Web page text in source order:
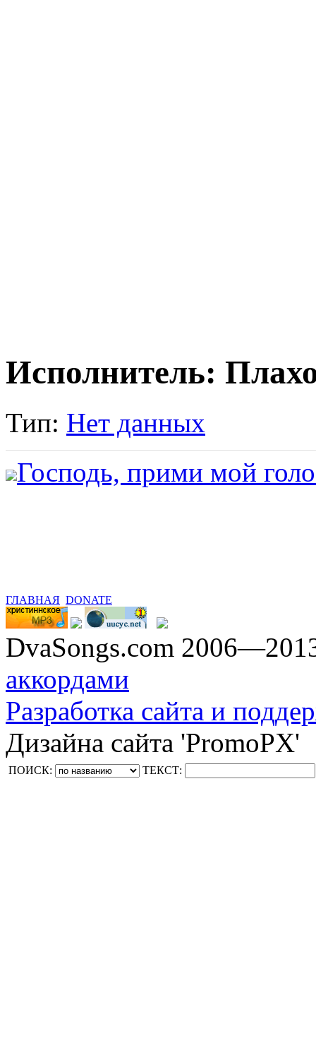
Исполнитель:
Тип: Нет данных
Господь, прими мой
ГЛАВНАЯ DONATE
DvaSongs.com
аккордами
Разработка сайта и
Дизайна сайта 'PromoPX'
ПОИСК: ТЕКСТ: